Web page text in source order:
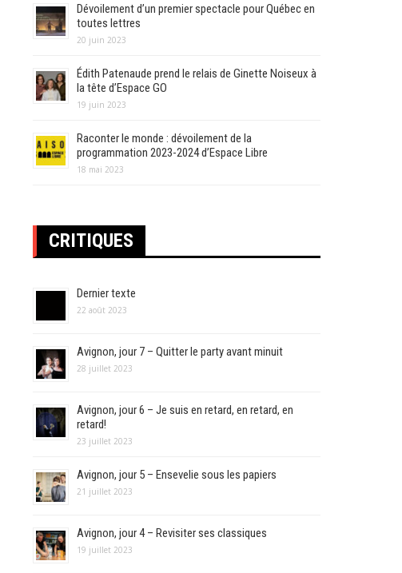
Dévoilement d’un premier spectacle pour Québec en
toutes lettres
20 juin 2023
Édith Patenaude prend le relais de Ginette Noiseux à
la tête d’Espace GO
19 juin 2023
Raconter le monde : dévoilement de la
programmation 2023-2024 d’Espace Libre
18 mai 2023
CRITIQUES
Dernier texte
22 août 2023
Avignon, jour 7 – Quitter le party avant minuit
28 juillet 2023
Avignon, jour 6 – Je suis en retard, en retard, en
retard!
23 juillet 2023
Avignon, jour 5 – Ensevelie sous les papiers
21 juillet 2023
Avignon, jour 4 – Revisiter ses classiques
19 juillet 2023